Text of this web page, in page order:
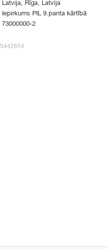
Latvija, Rīga, Latvija
Iepirkums PIL 9.panta kārtībā
73000000-2
5442654